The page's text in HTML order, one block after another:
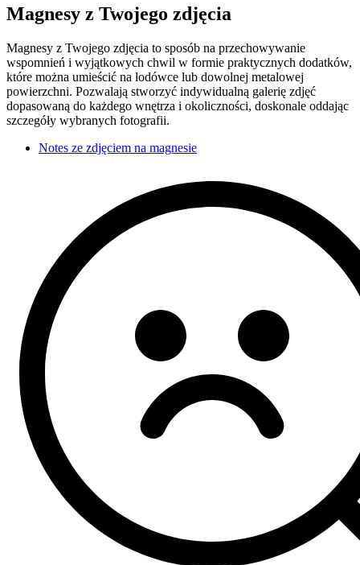
Magnesy z Twojego zdjęcia
Magnesy z Twojego zdjęcia to sposób na przechowywanie
wspomnień i wyjątkowych chwil w formie praktycznych dodatków,
które można umieścić na lodówce lub dowolnej metalowej
powierzchni. Pozwalają stworzyć indywidualną galerię zdjęć
dopasowaną do każdego wnętrza i okoliczności, doskonale oddając
szczegóły wybranych fotografii.
Notes ze zdjęciem na magnesie